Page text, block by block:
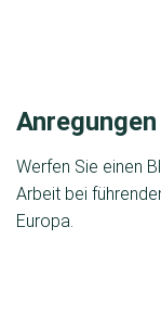
Werfen Sie einen
Arbeit bei
Europa.